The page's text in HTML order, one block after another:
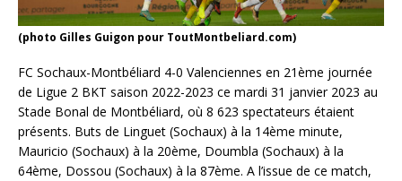
(photo Gilles Guigon pour ToutMontbeliard.com)
FC Sochaux-Montbéliard 4-0 Valenciennes en 21ème journée
de Ligue 2 BKT saison 2022-2023 ce mardi 31 janvier 2023 au
Stade Bonal de Montbéliard, où 8 623 spectateurs étaient
présents. Buts de Linguet (Sochaux) à la 14ème minute,
Mauricio (Sochaux) à la 20ème, Doumbla (Sochaux) à la
64ème, Dossou (Sochaux) à la 87ème. A l’issue de ce match,